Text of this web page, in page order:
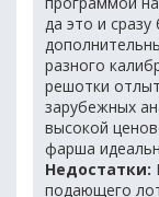
да это и
разного
решотки
зарубежных
высокой
фарша
Недостатки:
подающего